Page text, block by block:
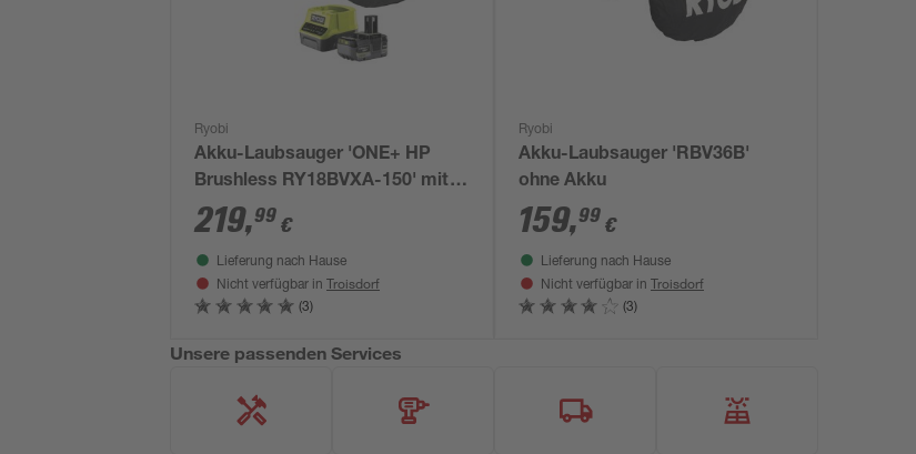
Ryobi
Akku-Laubsauger 'ONE+ HP
Brushless RY18BVXA-150' mit
Akku und Ladegerät
219,99 €
Lieferung nach Hause
Nicht verfügbar in Troisdorf
(3)
Ryobi
Akku-Laubsauger 'RBV36B'
ohne Akku
159,99 €
Lieferung nach Hause
Nicht verfügbar in Troisdorf
(3)
Unsere passenden Services